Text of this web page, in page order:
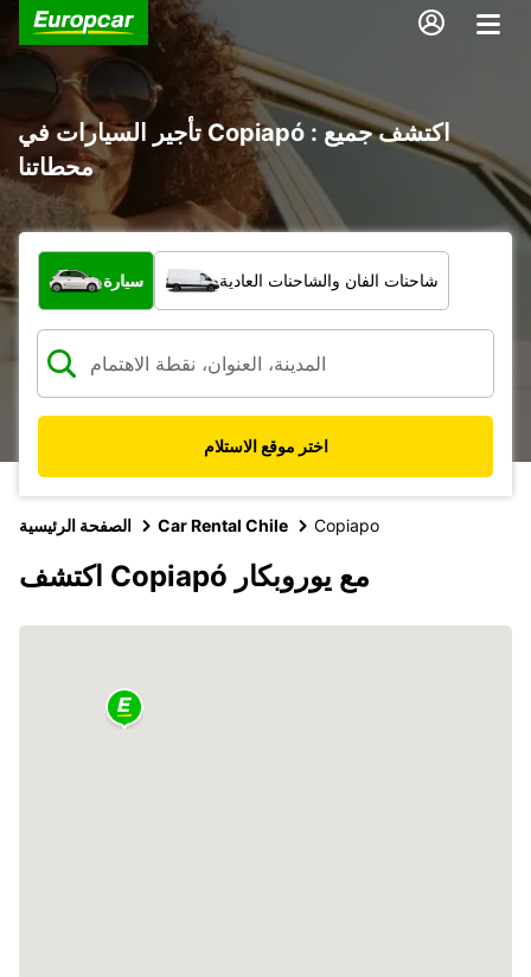
تأجير السيارات في Copiapó : اكتشف جميع
محطاتنا
ما نوع المركبة؟
سيارة شاحنات الفان والشاحنات العادية
اختر موقع الاستلام
الصفحة الرئيسية Car Rental Chile Copiapo
اكتشف Copiapó مع يوروبكار